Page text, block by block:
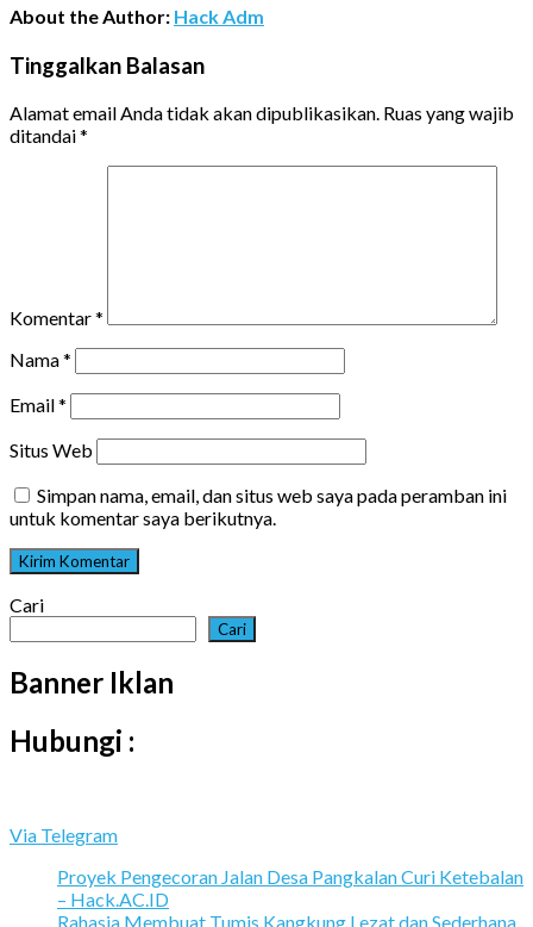
About the Author: Hack Adm
Tinggalkan Balasan
Alamat email Anda tidak akan dipublikasikan. Ruas yang wajib
ditandai*
Komentar*
Nama*
Email*
Situs Web
Simpan nama, email, dan situs web saya pada peramban ini
untuk komentar saya berikutnya.
Cari
Cari
Banner Iklan
Hubungi :
Via Telegram
Proyek Pengecoran Jalan Desa Pangkalan Curi Ketebalan
– Hack.AC.ID
Rahasia Membuat Tumis Kangkung Lezat dan Sederhana